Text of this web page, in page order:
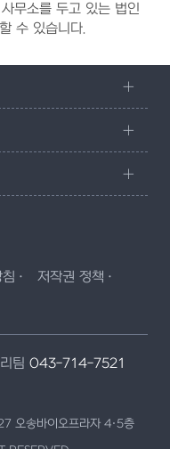
무소를 두고 있는 법인
수 있습니다.
저작권 정책
팀 043-714-7521
오송바이오프라자 4·5층